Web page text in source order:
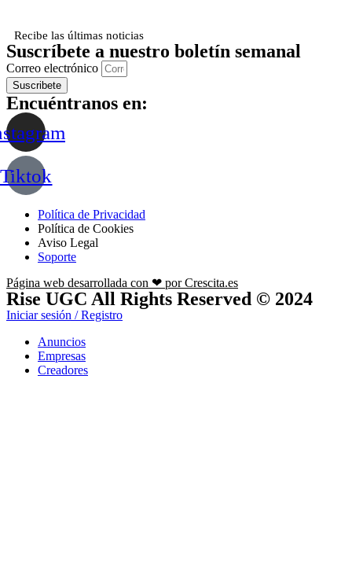
Recibe las últimas noticias
Suscríbete a nuestro boletín semanal
Correo electrónico
Suscribete
Encuéntranos en:
Tiktok
Política de Privacidad
Política de Cookies
Aviso Legal
Soporte
Página web desarrollada con ❤ por Crescita.es
Rise UGC All Rights Reserved © 2024
Iniciar sesión / Registro
Anuncios
Empresas
Creadores